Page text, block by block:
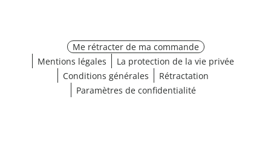
Me rétracter de ma commande
Mentions légales
La protection de la vie privée
Conditions générales
Rétractation
Paramètres de confidentialité